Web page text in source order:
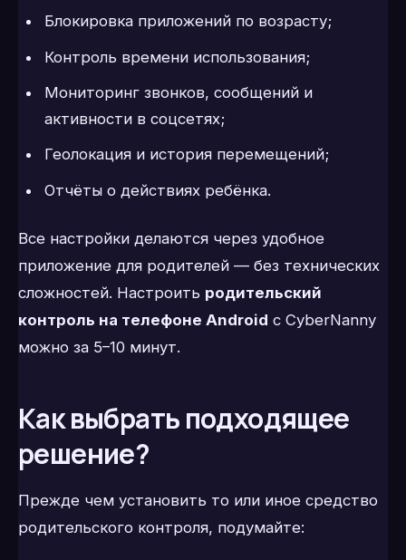
Блокировка приложений по возрасту;
Контроль времени использования;
Мониторинг звонков, сообщений и
активности в соцсетях;
Геолокация и история перемещений;
Отчёты о действиях ребёнка.
Все настройки делаются через удобное
приложение для родителей — без технических
сложностей. Настроить родительский
контроль на телефоне Android с CyberNanny
можно за 5–10 минут.
Как выбрать подходящее
решение?
Прежде чем установить то или иное средство
родительского контроля, подумайте: